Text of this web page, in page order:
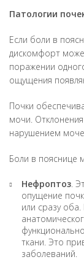
Патологии
Если боли в
дискомфорт
поражении
ощущения
Почки
мочи.
нарушением
Боли в пояснице
Нефроптоз.
опущение
или сразу
ткани. Это
заболеваний.